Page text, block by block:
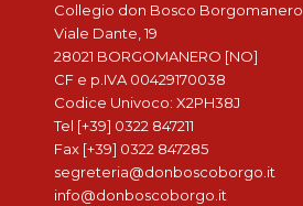
Collegio don Bosco Borgomanero
Viale Dante, 19
28021 BORGOMANERO [NO]
CF e p.IVA 00429170038
Codice Univoco: X2PH38J
Tel [+39] 0322 847211
Fax [+39] 0322 847285
segreteria@donboscoborgo.it
info@donboscoborgo.it